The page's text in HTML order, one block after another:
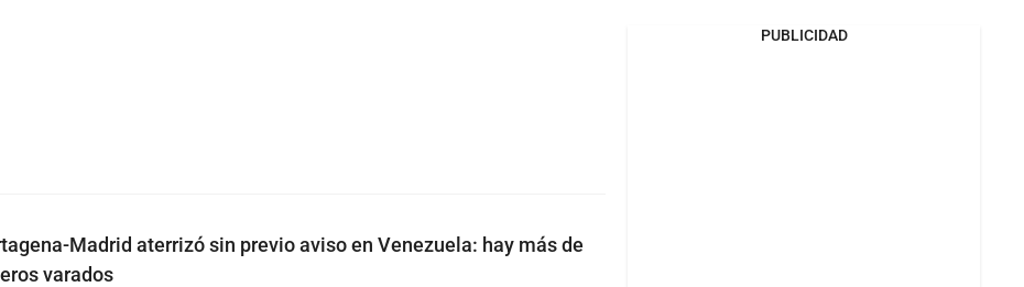
Madrid aterrizó sin previo aviso en Venezuela: hay más de
varados
PUBLICIDAD